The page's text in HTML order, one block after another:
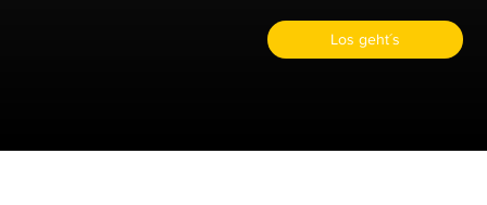
Los geht´s